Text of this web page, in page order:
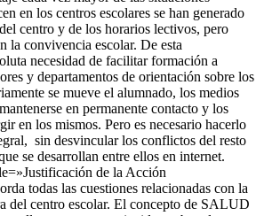
en los centros escolares se han generado
centro y de los horarios lectivos, pero
la convivencia escolar. De esta
necesidad de facilitar formación a
y departamentos de orientación sobre los
se mueve el alumnado, los medios
en permanente contacto y los
en los mismos. Pero es necesario hacerlo
sin desvincular los conflictos del resto
se desarrollan entre ellos en internet.
de la Acción
todas las cuestiones relacionadas con la
del centro escolar. El concepto de SALUD